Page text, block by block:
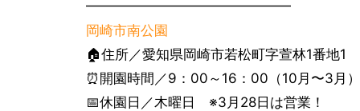
━━━━━━━━━━━━━━━
岡崎市南公園
🏠住所／愛知県岡崎市若松町字萱林1番地1
⏰開園時間／9：00～16：00（10月〜3月）
📅休園日／木曜日 ※3月28日は営業！